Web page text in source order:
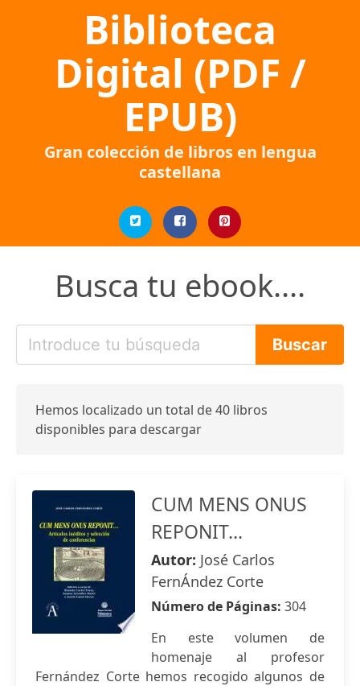
Biblioteca
Digital (PDF /
EPUB)
Gran colección de libros en lengua
castellana
Busca tu ebook....
Hemos localizado un total de 40 libros
disponibles para descargar
CUM MENS ONUS
REPONIT…
Autor: José Carlos
FernÁndez Corte
Número de Páginas: 304
En este volumen de
homenaje al profesor
Fernández Corte hemos recogido algunos de